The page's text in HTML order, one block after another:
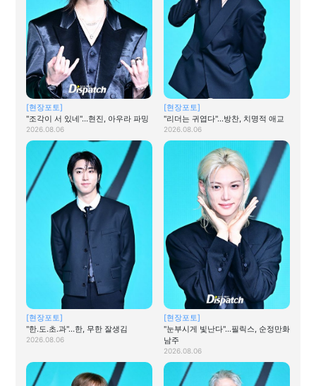
[현장포토]
"조각이 서 있네"…현진, 아우라 파밍
2026.08.06
[현장포토]
"리더는 귀엽다"…방찬, 치명적 애교
2026.08.06
[현장포토]
"한.도.초.과"…한, 무한 잘생김
2026.08.06
[현장포토]
"눈부시게 빛난다"…필릭스, 순정만화
남주
2026.08.06